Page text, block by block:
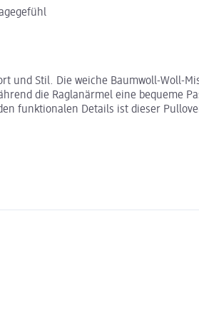
und Stil. Die weiche Baumwoll-
die Raglanärmel eine bequeme
funktionalen Details ist dieser